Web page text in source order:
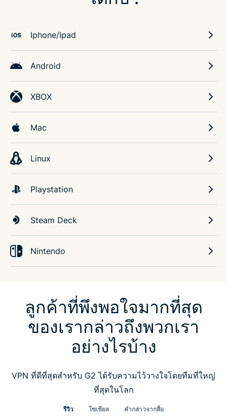
Iphone/Ipad
Android
XBOX
Mac
Linux
Playstation
Steam Deck
Nintendo
ลูกค้าที่พึงพอใจมากที่สุด
ของเรากล่าวถึงพวกเรา
อย่างไรบ้าง
VPN ที่ดีที่สุดสำหรับ G2 ได้รับความไว้วางใจโดยทีมที่ใหญ่
ที่สุดในโลก
รีวิว โซเชียล คำกล่าวจากสื่อ